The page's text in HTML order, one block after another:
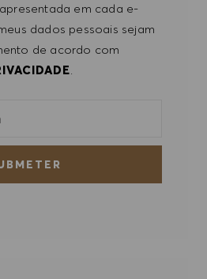
em cada e-
dados pessoais sejam
de acordo com
.